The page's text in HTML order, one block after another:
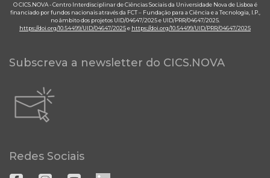
O CICS.NOVA - Centro Interdisciplinar de Ciências Sociais da Universidade Nova de Lisboa é
financiado por fundos nacionais através da FCT – Fundação para a Ciência e a Tecnologia, I.P.,
no âmbito dos projetos UID/04647/2025 e UID/PRR/04647/2025.
https://doi.org/10.54499/UID/04647/2025e https://doi.org/10.54499/UID/PRR/04647/2025
Subscreva a newsletter do CICS.NOVA
Redes Sociais